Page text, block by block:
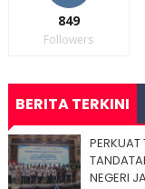
849
Followers
BERITA TERKINI
NEGERI